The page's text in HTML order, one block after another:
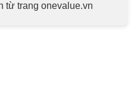
từ trang onevalue.vn